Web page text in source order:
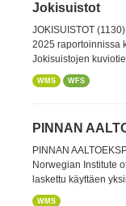
Jokisuistot
JOKISUISTOT
2025 raportoinnissa
Jokisuistojen
WMS WFS
PINNAN
PINNAN
Norwegian Institute
laskettu käyttäen
WMS